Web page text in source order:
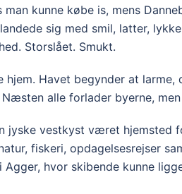
kunne købe is, mens
sig med smil, latter,
Storslået. Smukt.
Havet begynder at larme,
alle forlader byerne,
jyske vestkyst været
fiskeri, opdagelsesrejser
hvor skibende kunne